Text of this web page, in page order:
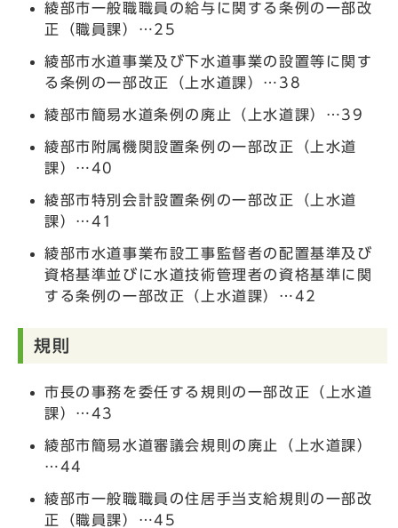
綾部市一般職職員の給与に関する条例の一部改
正（職員課）…25
綾部市水道事業及び下水道事業の設置等に関す
る条例の一部改正（上水道課）…38
綾部市簡易水道条例の廃止（上水道課）…39
綾部市附属機関設置条例の一部改正（上水道
課）…40
綾部市特別会計設置条例の一部改正（上水道
課）…41
綾部市水道事業布設工事監督者の配置基準及び
資格基準並びに水道技術管理者の資格基準に関
する条例の一部改正（上水道課）…42
規則
市長の事務を委任する規則の一部改正（上水道
課）…43
綾部市簡易水道審議会規則の廃止（上水道課）
…44
綾部市一般職職員の住居手当支給規則の一部改
正（職員課）…45